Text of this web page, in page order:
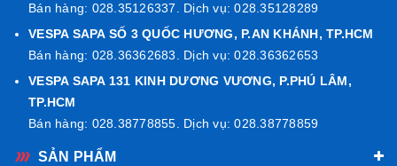
Bán hàng: 028.35126337. Dịch vụ: 028.35128289
VESPA SAPA SỐ 3 QUỐC HƯƠNG, P.AN KHÁNH, TP.HCM
Bán hàng: 028.36362683. Dịch vụ: 028.36362653
VESPA SAPA 131 KINH DƯƠNG VƯƠNG, P.PHÚ LÂM,
TP.HCM
Bán hàng: 028.38778855. Dịch vụ: 028.38778859
SẢN PHẨM